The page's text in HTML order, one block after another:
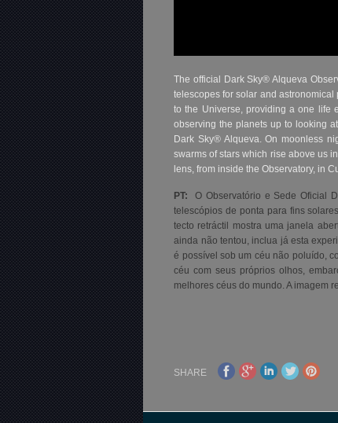
The official Dark Sky® Alqueva
telescopes for solar and
to the Universe, providing a one life
observing the planets up to looking
Dark Sky® Alqueva. On moonless
swarms of stars which rise above us
lens, from inside the Observatory, in
PT:
O Observatório e Sede Oficial
telescópios de ponta para fins
tecto retráctil mostra uma janela
ainda não tentou, inclua já esta
é possível sob um céu não poluído,
céu com seus próprios olhos,
melhores céus do mundo. A imagem
SHARE